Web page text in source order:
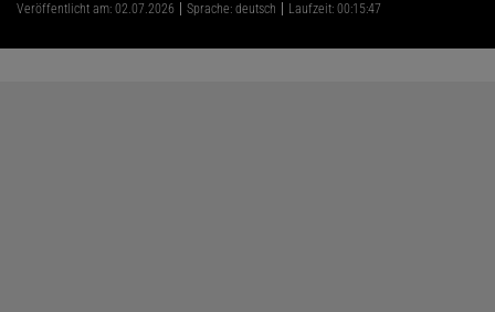
Veröffentlicht am: 02.07.2026 Sprache: deutsch Laufzeit: 00:15:47